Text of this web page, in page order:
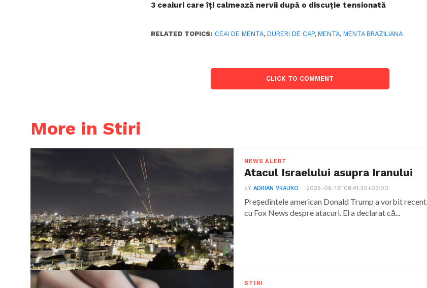
3 ceaiuri care îți calmează nervii după o discuție tensionată
RELATED TOPICS: CEAI DE MENTA,DURERI DE CAP,MENTA,MENTA BRAZILIANA
CLICK TO COMMENT
More in Stiri
NEWS ALERT
Atacul Israelului asupra Iranului
BYADRIAN VRAUKO 2025-06-13T08:41:30+03:00
Președintele american Donald Trump a vorbit recent
cu Fox News despre atacuri. El a declarat că...
STIRI